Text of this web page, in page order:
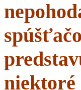
niektoré